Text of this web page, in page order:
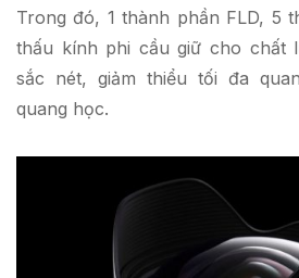
Trong đó, 1 thành phần FLD, 5
thấu kính phi cầu giữ cho chất
sắc nét, giảm thiểu tối đa
quang học.